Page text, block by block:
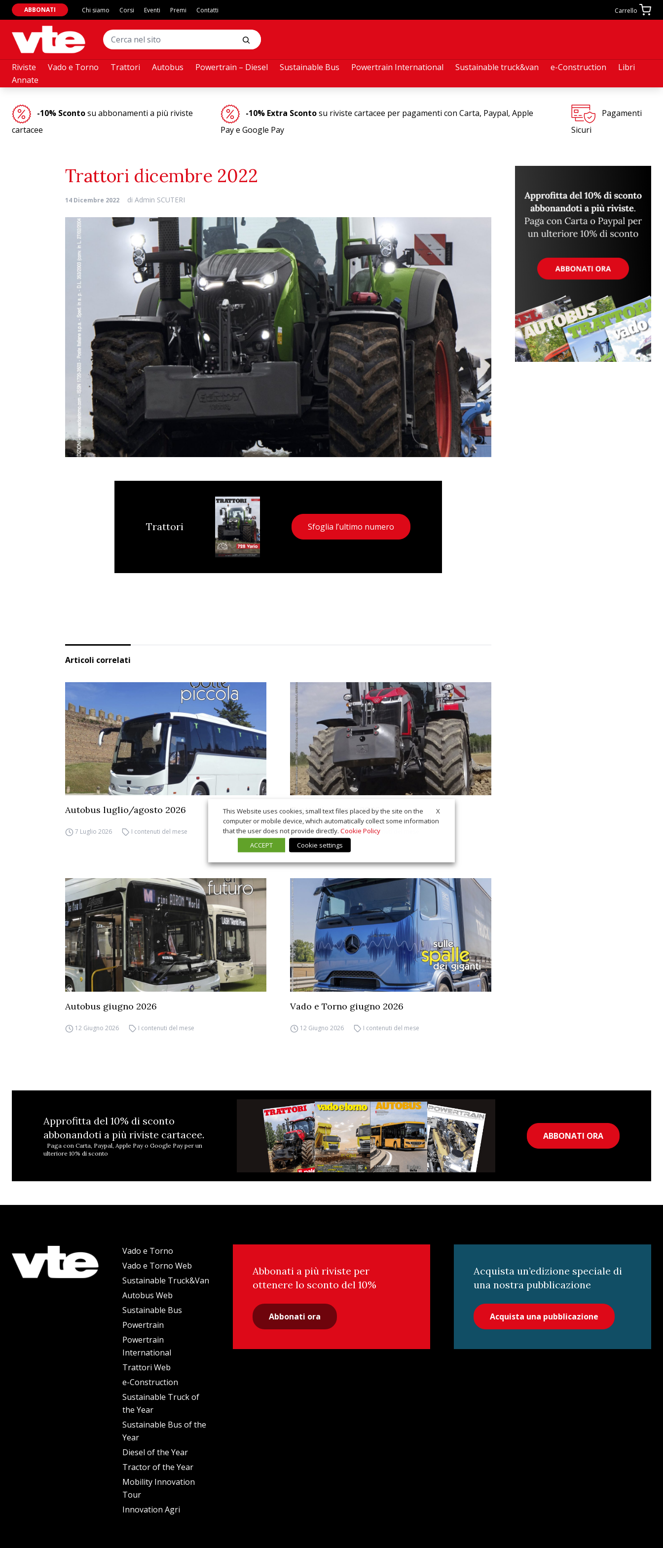
Riviste Vado e Torno Trattori Autobus Powertrain – Diesel Sustainable Bus Powertrain International Sustainable truck&van e-Construction
Libri
Annate
ABBONATI Chi siamo Corsi Eventi Premi Contatti Carrello
-10% Scontosu abbonamenti a più riviste
cartacee
-10% Extra Scontosu riviste cartacee per pagamenti con Carta, Paypal, Apple
Pay e Google Pay
Pagamenti
Sicuri
Trattori dicembre 2022
14 Dicembre 2022 di Admin SCUTERI
Trattori Sfoglia l’ultimo numero
Articoli correlati
Autobus luglio/agosto 2026
7 Luglio 2026 I contenuti del mese
Trattori giugno 2026
12 Giugno 2026 I contenuti del mese
Autobus giugno 2026
12 Giugno 2026 I contenuti del mese
Vado e Torno giugno 2026
12 Giugno 2026 I contenuti del mese
Approfitta del 10% di sconto
abbonandoti a più riviste cartacee.
Paga con Carta, Paypal, Apple Pay o Google Pay per un
ulteriore 10% di sconto
ABBONATI ORA
Vado e Torno
Vado e Torno Web
Sustainable Truck&Van
Autobus Web
Sustainable Bus
Powertrain
Powertrain
International
Trattori Web
e-Construction
Sustainable Truck of
the Year
Sustainable Bus of the
Year
Diesel of the Year
Tractor of the Year
Mobility Innovation
Tour
Innovation Agri
Abbonati a più riviste per
ottenere lo sconto del 10%
Abbonati ora
Acquista un’edizione speciale di
una nostra pubblicazione
Acquista una pubblicazione
X
This Website uses cookies, small text files placed by the site on the
computer or mobile device, which automatically collect some information
that the user does not provide directly. Cookie Policy
ACCEPT
Cookie settings